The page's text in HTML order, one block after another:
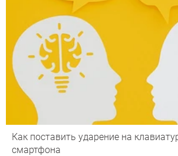
Как поставить ударение на
смартфона